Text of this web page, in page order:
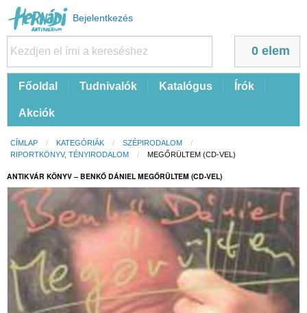
Felhasználói
fiók
menüje
Bejelentkezés
0 elem
FőFőoldal Tudnivalók Katalógus Írók
Akciók
Morzsa
CÍMLAP KATEGÓRIÁK
SZÉPIRODALOM
RIPORTKÖNYV, TÉNYIRODALOM
CURRENT:
MEGŐRÜLTEM (CD-VEL)
ANTIKVÁR KÖNYV – BENKŐ DÁNIEL MEGŐRÜLTEM (CD-VEL)